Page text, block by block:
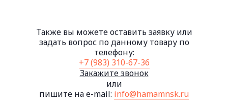
Также вы можете оставить заявку или
задать вопрос по данному товару по
телефону:
+7 (983) 310-67-36
Закажите звонок
или
пишите на e-mail: info@hamamnsk.ru